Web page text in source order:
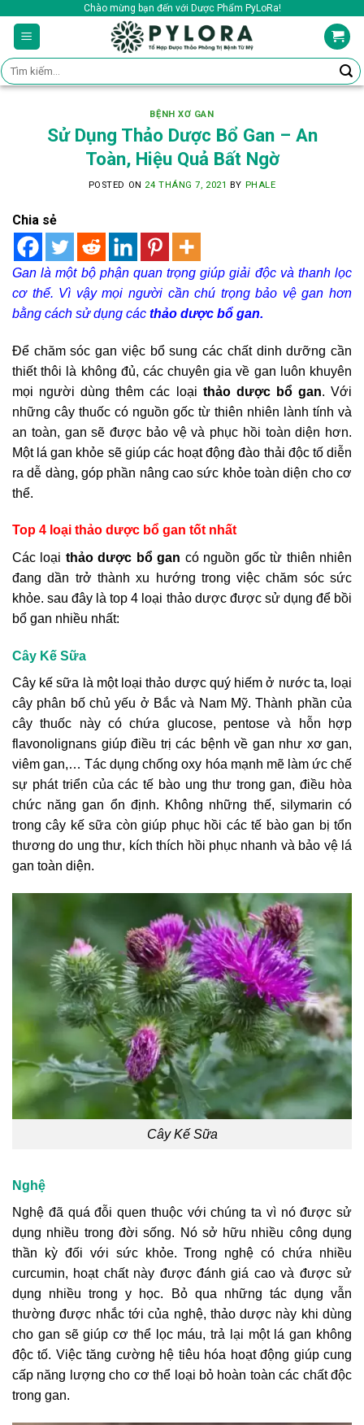
content
Chào mừng bạn đến với Dược Phẩm PyLoRa!
Tìm
kiếm:
BỆNH XƠ GAN
Sử Dụng Thảo Dược Bổ Gan – An
Toàn, Hiệu Quả Bất Ngờ
POSTED ON 24 THÁNG 7, 2021 BY PHALE
Chia sẻ
Gan là một bộ phận quan trọng giúp giải độc và thanh lọc
cơ thể. Vì vậy mọi người cần chú trọng bảo vệ gan hơn
bằng cách sử dụng các thảo dược bổ gan.
Để chăm sóc gan việc bổ sung các chất dinh dưỡng cần
thiết thôi là không đủ, các chuyên gia về gan luôn khuyên
mọi người dùng thêm các loại thảo dược bổ gan. Với
những cây thuốc có nguồn gốc từ thiên nhiên lành tính và
an toàn, gan sẽ được bảo vệ và phục hồi toàn diện hơn.
Một lá gan khỏe sẽ giúp các hoạt động đào thải độc tố diễn
ra dễ dàng, góp phần nâng cao sức khỏe toàn diện cho cơ
thể.
Top 4 loại thảo dược bổ gan tốt nhất
Các loại thảo dược bổ gan có nguồn gốc từ thiên nhiên
đang dần trở thành xu hướng trong việc chăm sóc sức
khỏe. sau đây là top 4 loại thảo dược được sử dụng để bồi
bổ gan nhiều nhất:
Cây Kế Sữa
Cây kế sữa là một loại thảo dược quý hiếm ở nước ta, loại
cây phân bố chủ yếu ở Bắc và Nam Mỹ. Thành phần của
cây thuốc này có chứa glucose, pentose và hỗn hợp
flavonolignans giúp điều trị các bệnh về gan như xơ gan,
viêm gan,… Tác dụng chống oxy hóa mạnh mẽ làm ức chế
sự phát triển của các tế bào ung thư trong gan, điều hòa
chức năng gan ổn định. Không những thế, silymarin có
trong cây kế sữa còn giúp phục hồi các tế bào gan bị tổn
thương do ung thư, kích thích hồi phục nhanh và bảo vệ lá
gan toàn diện.
Cây Kế Sữa
Nghệ
Nghệ đã quá đỗi quen thuộc với chúng ta vì nó được sử
dụng nhiều trong đời sống. Nó sở hữu nhiều công dụng
thần kỳ đối với sức khỏe. Trong nghệ có chứa nhiều
curcumin, hoạt chất này được đánh giá cao và được sử
dụng nhiều trong y học. Bỏ qua những tác dụng vẫn
thường được nhắc tới của nghệ, thảo dược này khi dùng
cho gan sẽ giúp cơ thể lọc máu, trả lại một lá gan không
độc tố. Việc tăng cường hệ tiêu hóa hoạt động giúp cung
cấp năng lượng cho cơ thể loại bỏ hoàn toàn các chất độc
trong gan.